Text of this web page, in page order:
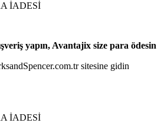
İADESİ
yapın, Avantajix size para ödesin
sitesine gidin
İADESİ